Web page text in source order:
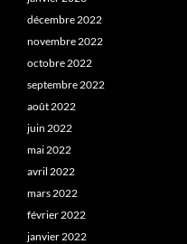
décembre 2022
novembre 2022
octobre 2022
septembre 2022
août 2022
juin 2022
mai 2022
avril 2022
mars 2022
février 2022
janvier 2022